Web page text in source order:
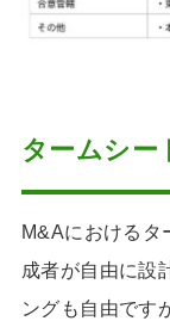
タームシー
M&Aにおけるタ
成者が自由に設
ングも自由です